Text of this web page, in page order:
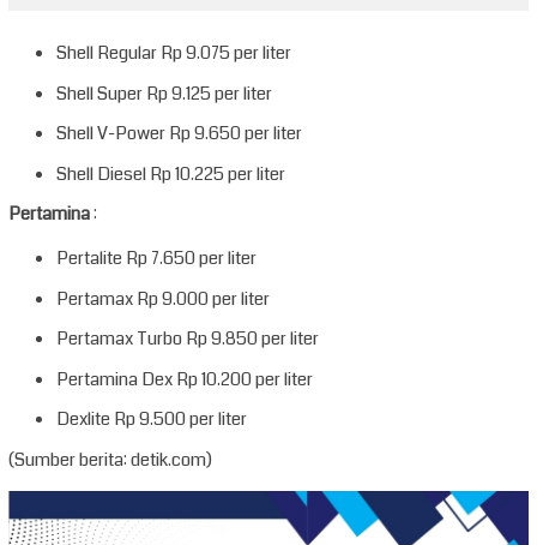
Shell Regular Rp 9.075 per liter
Shell Super Rp 9.125 per liter
Shell V-Power Rp 9.650 per liter
Shell Diesel Rp 10.225 per liter
Pertamina:
Pertalite Rp 7.650 per liter
Pertamax Rp 9.000 per liter
Pertamax Turbo Rp 9.850 per liter
Pertamina Dex Rp 10.200 per liter
Dexlite Rp 9.500 per liter
(Sumber berita: detik.com)